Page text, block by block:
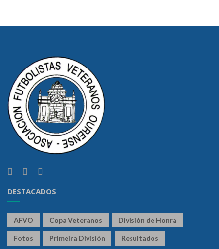
DESTACADOS
AFVO Copa Veteranos División de Honra
Fotos Primeira División Resultados